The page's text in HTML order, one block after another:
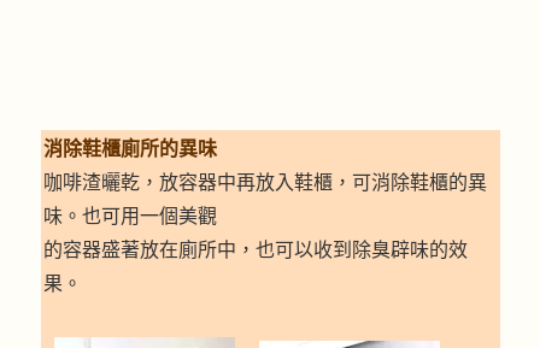
消除鞋櫃廁所的異味
咖啡渣曬乾，放容器中再放入鞋櫃，可消除鞋櫃的異
味。也可用一個美觀
的容器盛著放在廁所中，也可以收到除臭辟味的效
果。